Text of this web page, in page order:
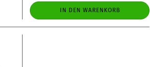
IN DEN WARENKORB